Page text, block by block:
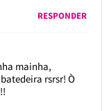
RESPONDER
mainha,
rsrsr! Ò